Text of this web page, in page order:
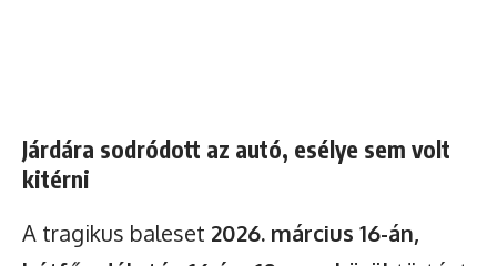
Járdára sodródott az autó, esélye sem volt
kitérni
A tragikus baleset 2026. március 16-án,